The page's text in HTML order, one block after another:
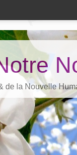
de la Nouvelle